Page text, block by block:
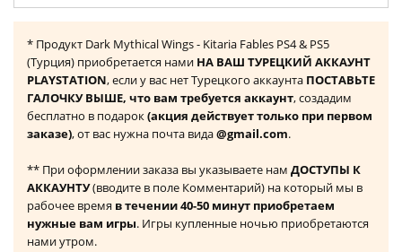
* Продукт Dark Mythical Wings - Kitaria Fables PS4 & PS5
(Турция) приобретается нами НА ВАШ ТУРЕЦКИЙ АККАУНТ
PLAYSTATION, если у вас нет Турецкого аккаунта ПОСТАВЬТЕ
ГАЛОЧКУ ВЫШЕ, что вам требуется аккаунт, создадим
бесплатно в подарок(акция действует только при первом
заказе), от вас нужна почта вида@gmail.com.
** При оформлении заказа вы указываете нам ДОСТУПЫ К
АККАУНТУ(вводите в поле Комментарий) на который мы в
рабочее время в течении 40-50 минут приобретаем
нужные вам игры. Игры купленные ночью приобретаются
нами утром.